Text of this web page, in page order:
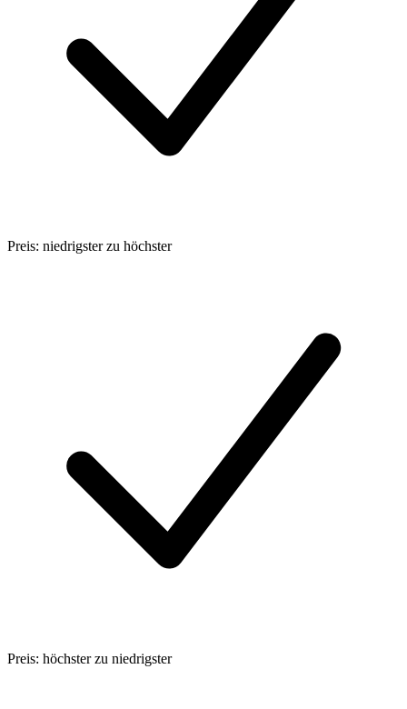
Preis: niedrigster zu höchster
Preis: höchster zu niedrigster